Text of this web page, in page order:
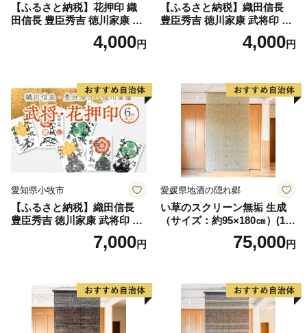
【ふるさと納税】花押印 織
田信長 豊臣秀吉 徳川家康 3
枚 セット 戦国 武将 小牧山城
墨絵 龍画師 書道アーティス
牧市 お取り寄せ 送料無料
4,000円
【ふるさと納税】織田信長
豊臣秀吉 徳川家康 武将印 3
枚 セット イラスト 戦国 武将
小牧山城 墨絵 龍画師 書道ア
愛知県 小牧市 お取り寄せ 送
4,000円
愛知県小牧市
【ふるさと納税】織田信長
豊臣秀吉 徳川家康 武将印 花
押印 6枚 セット イラスト 戦
国 武将 小牧山城 墨絵 龍画師
グッズ 愛知県 小牧市 お取り
寄せ 送料無料
7,000円
愛媛県地酒の隠れ郷
い草のスクリーン無垢 生成
（サイズ：約95×180㎝）(14
75,000円